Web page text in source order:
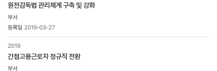
원전감독법 관리체계 구축 및 강화
2019-03-27
2019
간접고용근로자 정규직 전환